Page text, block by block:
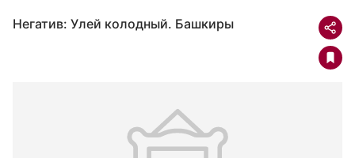
Негатив: Улей колодный. Башкиры